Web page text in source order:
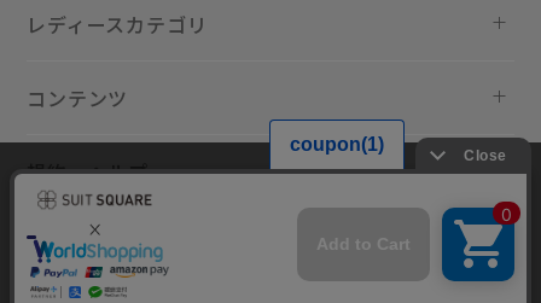
レディースカテゴリ
コンテンツ
規約・ヘルプ
当サイトでは利用体験の向上およびコンテンツの最適な提供、トラフィ
ックの分析を目的としてCookieを使用しています。サイトの閲覧を継続
された場合、Cookieの利用に同意したものといたします。詳細について
はプライバシーポリシー をご確認ください。